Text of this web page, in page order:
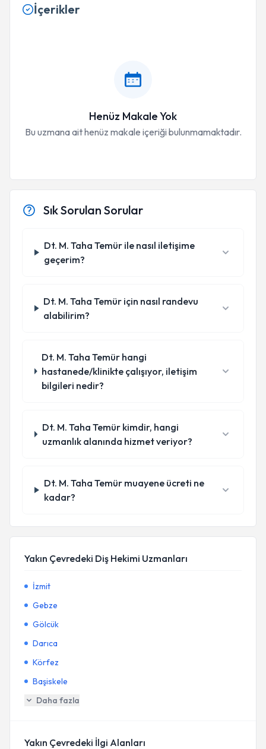
İçerikler
Henüz Makale Yok
Bu uzmana ait henüz makale içeriği bulunmamaktadır.
Sık Sorulan Sorular
Dt. M. Taha Temür ile nasıl iletişime
geçerim?
Dt. M. Taha Temür için nasıl randevu
alabilirim?
Dt. M. Taha Temür hangi
hastanede/klinikte çalışıyor, iletişim
bilgileri nedir?
Dt. M. Taha Temür kimdir, hangi
uzmanlık alanında hizmet veriyor?
Dt. M. Taha Temür muayene ücreti ne
kadar?
Yakın Çevredeki Diş Hekimi Uzmanları
İzmit
Gebze
Gölcük
Darıca
Körfez
Başiskele
Daha fazla
Yakın Çevredeki İlgi Alanları